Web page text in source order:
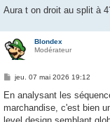
Aura t on droit au split à
Blondex
Modérateur
M
s
a
g
jeu. 07 mai 2026 19:12
En analysant les
marchandise, c'est bien